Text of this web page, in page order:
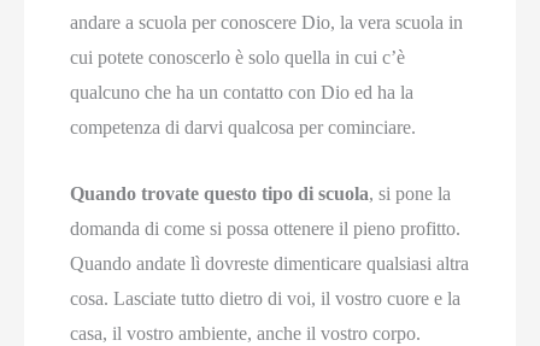
andare a scuola per conoscere Dio, la vera scuola in
cui potete conoscerlo è solo quella in cui c’è
qualcuno che ha un contatto con Dio ed ha la
competenza di darvi qualcosa per cominciare.
Quando trovate questo tipo di scuola, si pone la
domanda di come si possa ottenere il pieno profitto.
Quando andate lì dovreste dimenticare qualsiasi altra
cosa. Lasciate tutto dietro di voi, il vostro cuore e la
casa, il vostro ambiente, anche il vostro corpo.